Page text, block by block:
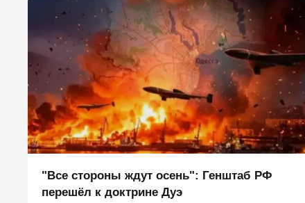
"Все стороны ждут осень": Генштаб РФ
перешёл к доктрине Дуэ